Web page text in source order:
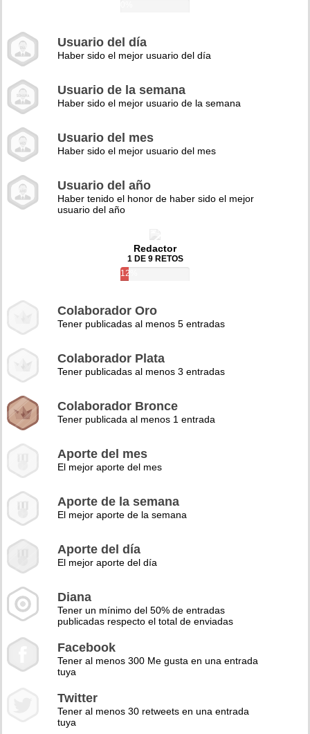
Usuario del día
Haber sido el mejor usuario del día
Usuario de la semana
Haber sido el mejor usuario de la semana
Usuario del mes
Haber sido el mejor usuario del mes
Usuario del año
Haber tenido el honor de haber sido el mejor
usuario del año
Redactor
1 DE 9 RETOS
12%
Colaborador Oro
Tener publicadas al menos 5 entradas
Colaborador Plata
Tener publicadas al menos 3 entradas
Colaborador Bronce
Tener publicada al menos 1 entrada
Aporte del mes
El mejor aporte del mes
Aporte de la semana
El mejor aporte de la semana
Aporte del día
El mejor aporte del día
Diana
Tener un mínimo del 50% de entradas
publicadas respecto el total de enviadas
Facebook
Tener al menos 300 Me gusta en una entrada
tuya
Twitter
Tener al menos 30 retweets en una entrada
tuya